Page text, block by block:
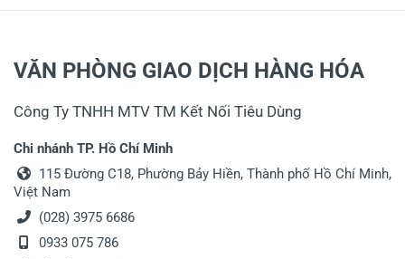
VĂN PHÒNG GIAO DỊCH HÀNG HÓA
Công Ty TNHH MTV TM Kết Nối Tiêu Dùng
Chi nhánh TP. Hồ Chí Minh
115 Đường C18, Phường Bảy Hiền, Thành phố Hồ Chí Minh,
Việt Nam
(028) 3975 6686
0933 075 786